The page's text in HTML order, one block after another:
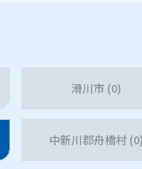
滑川市 (0)
中新川郡舟橋村 (0)